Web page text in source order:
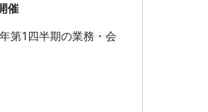
催
第1四半期の業務・会